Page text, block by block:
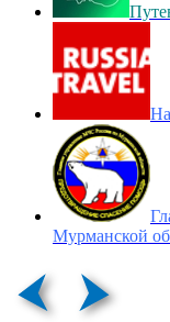
Мурманской